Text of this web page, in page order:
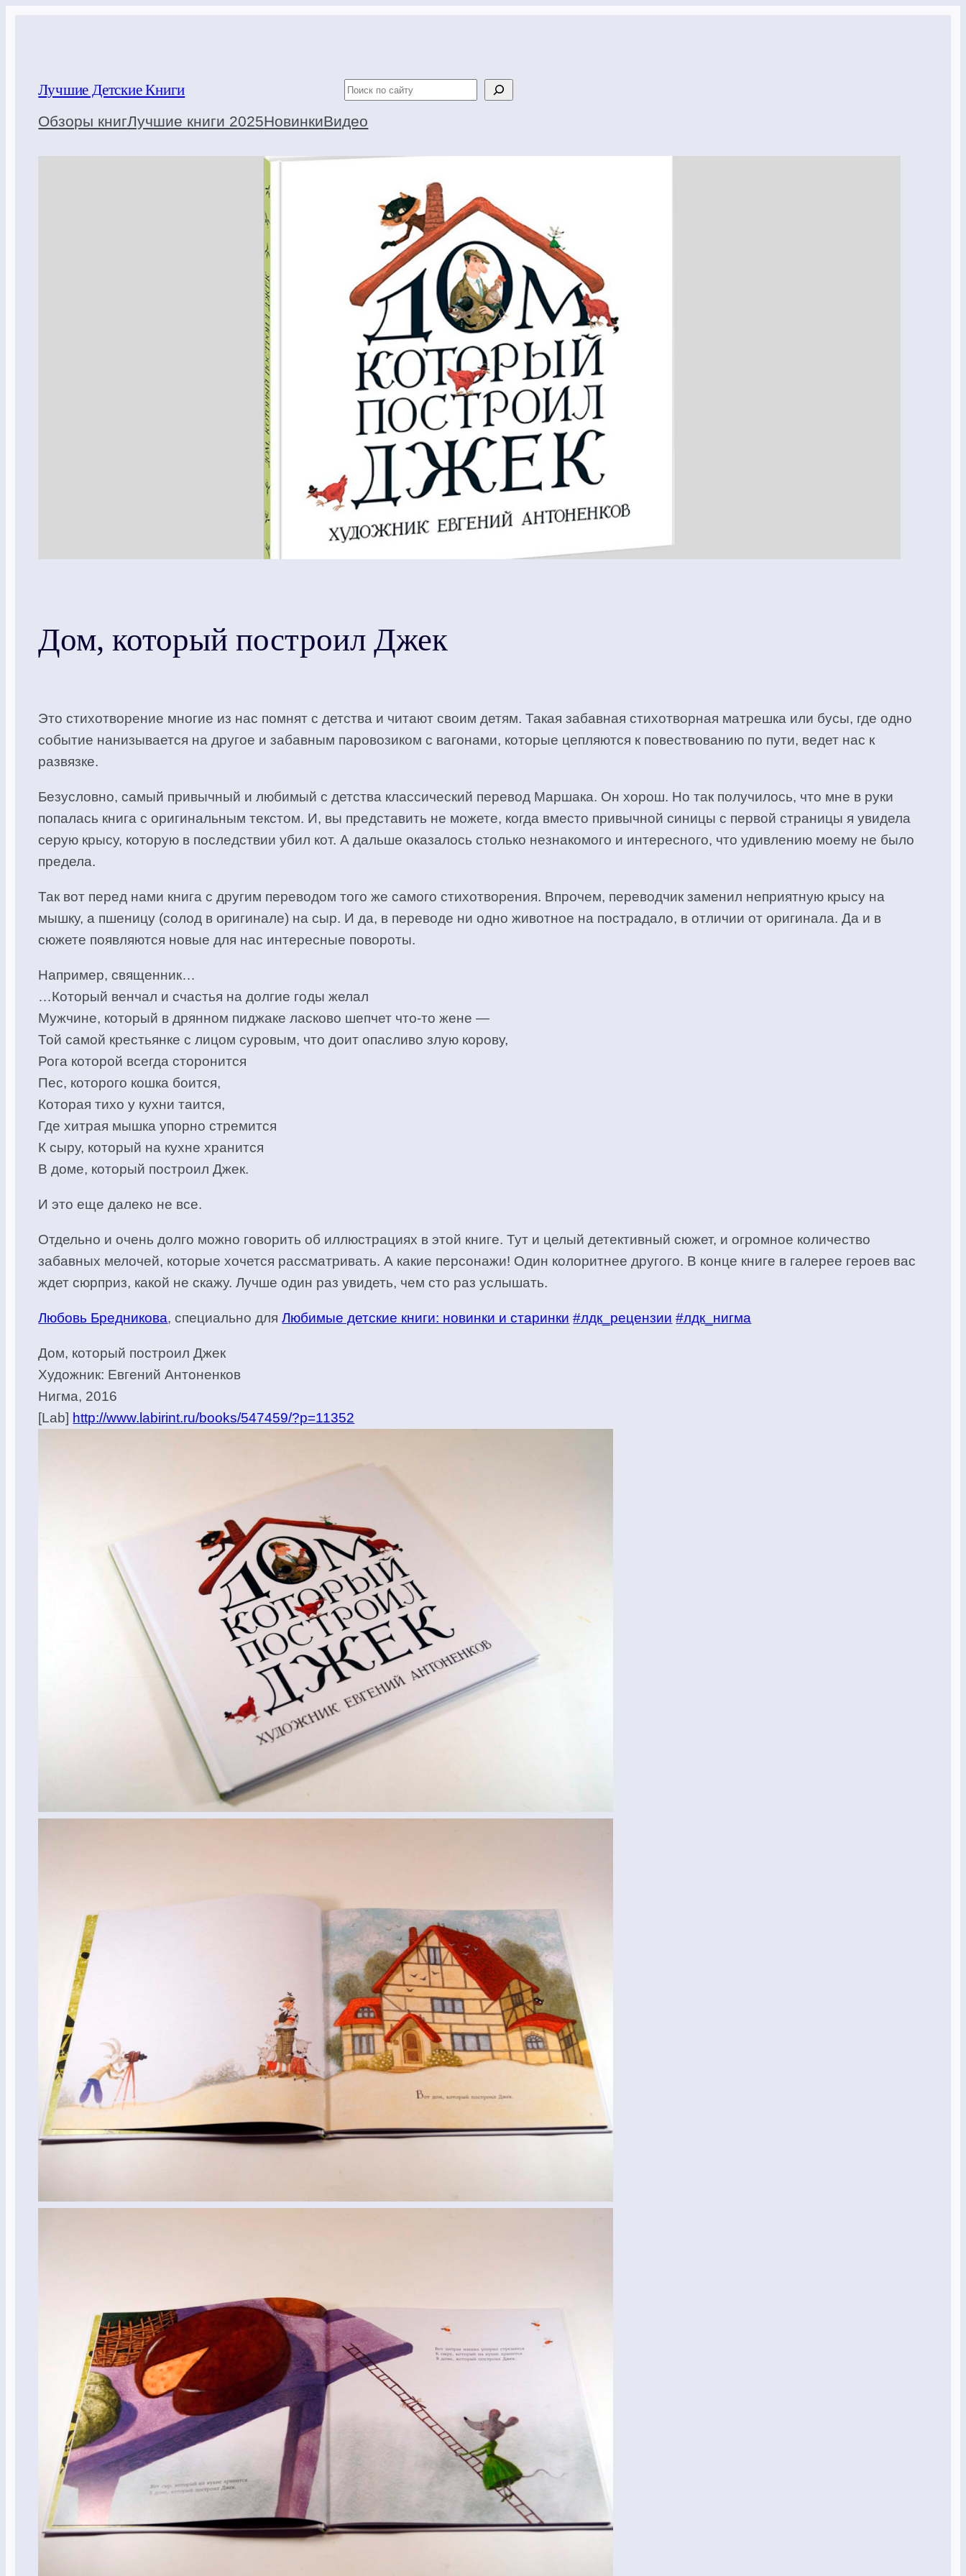
Лучшие Детские Книги Поиск
Обзоры книгЛучшие книги 2025НовинкиВидео
Дом, который построил Джек
Это стихотворение многие из нас помнят с детства и читают своим детям. Такая забавная стихотворная матрешка или бусы, где одно
событие нанизывается на другое и забавным паровозиком с вагонами, которые цепляются к повествованию по пути, ведет нас к
развязке.
Безусловно, самый привычный и любимый с детства классический перевод Маршака. Он хорош. Но так получилось, что мне в руки
попалась книга с оригинальным текстом. И, вы представить не можете, когда вместо привычной синицы с первой страницы я увидела
серую крысу, которую в последствии убил кот. А дальше оказалось столько незнакомого и интересного, что удивлению моему не было
предела.
Так вот перед нами книга с другим переводом того же самого стихотворения. Впрочем, переводчик заменил неприятную крысу на
мышку, а пшеницу (солод в оригинале) на сыр. И да, в переводе ни одно животное на пострадало, в отличии от оригинала. Да и в
сюжете появляются новые для нас интересные повороты.
Например, священник…
…Который венчал и счастья на долгие годы желал
Мужчине, который в дрянном пиджаке ласково шепчет что-то жене —
Той самой крестьянке с лицом суровым, что доит опасливо злую корову,
Рога которой всегда сторонится
Пес, которого кошка боится,
Которая тихо у кухни таится,
Где хитрая мышка упорно стремится
К сыру, который на кухне хранится
В доме, который построил Джек.
И это еще далеко не все.
Отдельно и очень долго можно говорить об иллюстрациях в этой книге. Тут и целый детективный сюжет, и огромное количество
забавных мелочей, которые хочется рассматривать. А какие персонажи! Один колоритнее другого. В конце книге в галерее героев вас
ждет сюрприз, какой не скажу. Лучше один раз увидеть, чем сто раз услышать.
Любовь Бредникова, специально дляЛюбимые детские книги: новинки и старинки #лдк_рецензии #лдк_нигма
Дом, который построил Джек
Художник: Евгений Антоненков
Нигма, 2016
[Lab] http://www.labirint.ru/books/547459/?p=11352